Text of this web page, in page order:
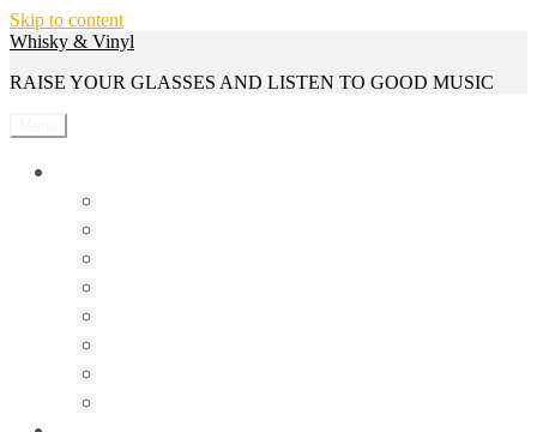
Skip to content
Whisky & Vinyl
RAISE YOUR GLASSES AND LISTEN TO GOOD MUSIC